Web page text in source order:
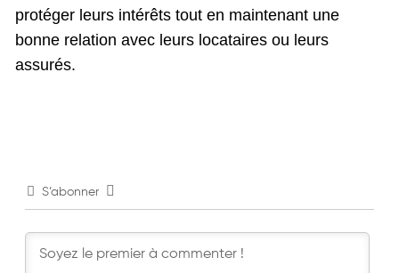
protéger leurs intérêts tout en maintenant une
bonne relation avec leurs locataires ou leurs
assurés.
S’abonner